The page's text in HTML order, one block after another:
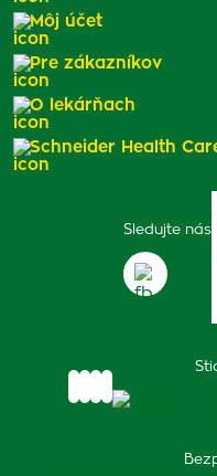
Sledujte nás
Môj účet
Pre zákazníkov
O lekárňach
Schneider Health